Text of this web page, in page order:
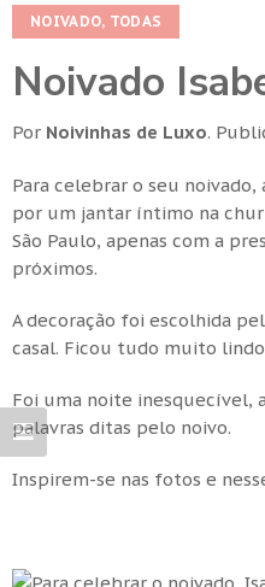
NOIVADO, TODAS
Noivado
Por Noivinhas de Luxo.
Para celebrar o seu
por um jantar íntimo na
São Paulo, apenas com a
próximos.
A decoração foi escolhida
casal. Ficou tudo muito
Foi uma noite inesquecível,
palavras ditas pelo noivo.
Inspirem-se nas fotos e